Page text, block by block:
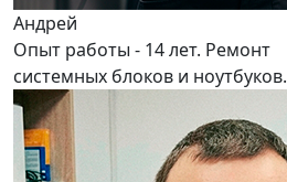
Андрей
Опыт работы - 14 лет. Ремонт
системных блоков и ноутбуков.